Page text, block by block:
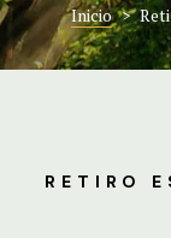
Inicio >
RETIRO